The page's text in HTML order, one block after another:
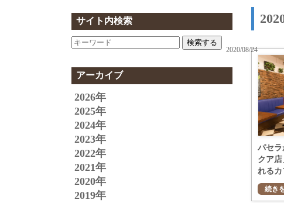
サイト内検索
検索する
アーカイブ
2026年
2025年
2024年
2023年
2022年
2021年
2020年
2019年
パセ
クア
れるカ
2020/08/24
続き